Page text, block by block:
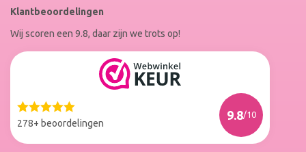
Facebook
op
Instagram
Klantbeoordelingen
Wij scoren een 9.8, daar zijn we trots op!
278+ beoordelingen
9.8/10
Web
Winkel